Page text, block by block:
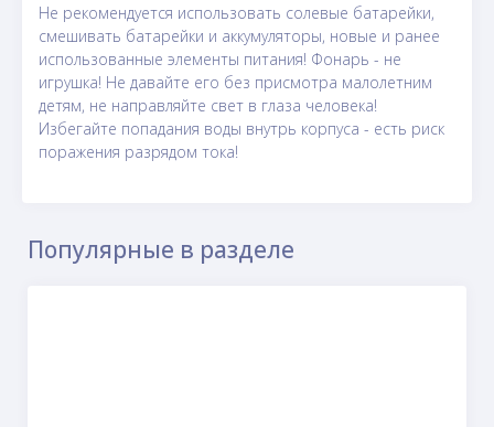
Не рекомендуется использовать солевые батарейки,
смешивать батарейки и аккумуляторы, новые и ранее
использованные элементы питания! Фонарь - не
игрушка! Не давайте его без присмотра малолетним
детям, не направляйте свет в глаза человека!
Избегайте попадания воды внутрь корпуса - есть риск
поражения разрядом тока!
Популярные в разделе